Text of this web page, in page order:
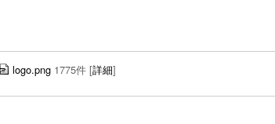
logo.png 1775件 [詳細]